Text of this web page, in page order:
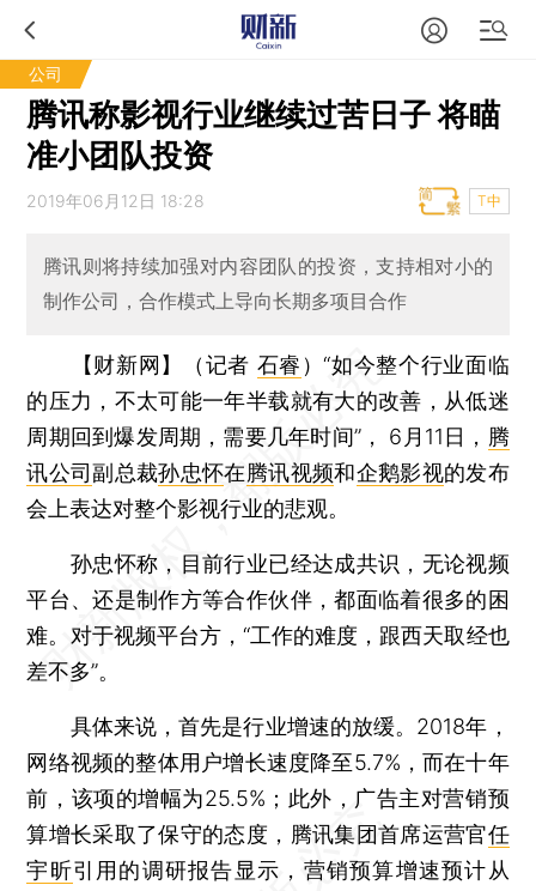
公司
腾讯称影视行业继续过苦日子 将瞄
准小团队投资
2019年06月12日 18:28 T中
腾讯则将持续加强对内容团队的投资，支持相对小的
制作公司，合作模式上导向长期多项目合作
【财新网】（记者 石睿 ）“如今整个行业面临
的压力，不太可能一年半载就有大的改善，从低迷
周期回到爆发周期，需要几年时间”， 6月11日， 腾
讯公司副总裁孙忠怀在腾讯视频和企鹅影视的发布
会上表达对整个影视行业的悲观。
孙忠怀称，目前行业已经达成共识，无论视频
平台、还是制作方等合作伙伴，都面临着很多的困
难。对于视频平台方，“工作的难度，跟西天取经也
差不多”。
具体来说，首先是行业增速的放缓。2018年，
网络视频的整体用户增长速度降至5.7%，而在十年
前，该项的增幅为25.5%；此外，广告主对营销预
算增长采取了保守的态度，腾讯集团首席运营官任
宇昕引用的调研报告显示，营销预算增速预计从